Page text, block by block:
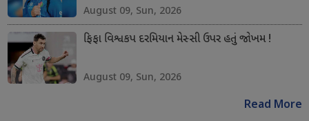
August 09, Sun, 2026
ફિફા વિશ્વકપ દરમિયાન મેસ્સી ઉપર હતું જોખમ !
August 09, Sun, 2026
Read More